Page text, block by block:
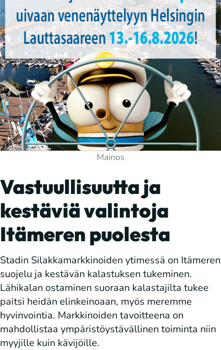
Vastuullisuutta ja
kestäviä valintoja
Itämeren puolesta
Stadin Silakkamarkkinoiden ytimessä on Itämeren
suojelu ja kestävän kalastuksen tukeminen.
Lähikalan ostaminen suoraan kalastajilta tukee
paitsi heidän elinkeinoaan, myös meremme
hyvinvointia. Markkinoiden tavoitteena on
mahdollistaa ympäristöystävällinen toiminta niin
myyjille kuin kävijöille.